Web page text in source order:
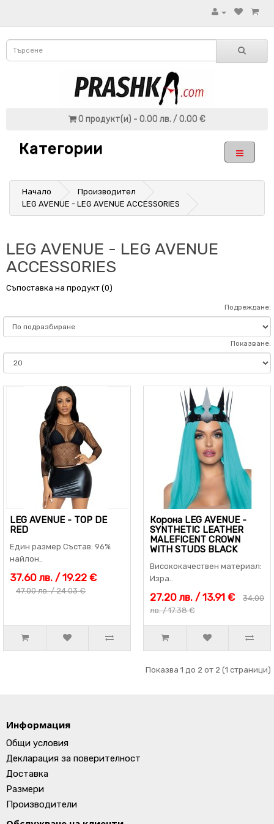
0 продукт(и) - 0.00 лв. / 0.00 €
Категории
Начало
Производител
LEG AVENUE - LEG AVENUE ACCESSORIES
LEG AVENUE - LEG AVENUE
ACCESSORIES
Съпоставка на продукт (0)
Подреждане:
Показване:
LEG AVENUE - TOP DE
RED
Един размер Състав: 96%
найлон..
37.60 лв. / 19.22 €
47.00 лв. / 24.03 €
Корона LEG AVENUE -
SYNTHETIC LEATHER
MALEFICENT CROWN
WITH STUDS BLACK
Висококачествен материал:
Изра..
27.20 лв. / 13.91 €
34.00
лв. / 17.38 €
Показва 1 до 2 от 2 (1 страници)
Информация
Общи условия
Декларация за поверителност
Доставка
Размери
Производители